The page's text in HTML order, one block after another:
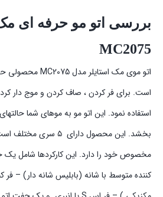
بررسی اتو مو حرفه ای
MC2075
است. برای فر کردن ، صاف کردن و موج دار
استفاده نمود. این اتو مو به موهای شما
بخشد. این محصول دارای ۵
مخصوص خود را دارد. این کارکردها شامل
کننده متوسط با شانه (بابلیس شانه دار) – فر